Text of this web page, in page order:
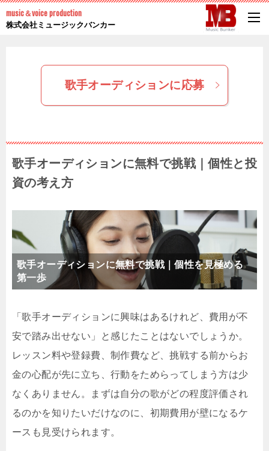
music＆voice production
株式会社ミュージックバンカー
歌手オーディションに応募
歌手オーディションに無料で挑戦｜個性と投
資の考え方
歌手オーディションに無料で挑戦｜個性を見極める
第一歩
「歌手オーディションに興味はあるけれど、費用が不
安で踏み出せない」と感じたことはないでしょうか。
レッスン料や登録費、制作費など、挑戦する前からお
金の心配が先に立ち、行動をためらってしまう方は少
なくありません。まずは自分の歌がどの程度評価され
るのかを知りたいだけなのに、初期費用が壁になるケ
ースも見受けられます。